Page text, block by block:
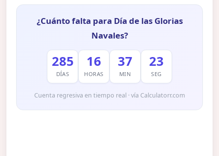
¿Cuánto falta para Día de las Glorias
Navales?
285
DÍAS
16
HORAS
37
MIN
22
SEG
Cuenta regresiva en tiempo real · vía Calculatorr.com